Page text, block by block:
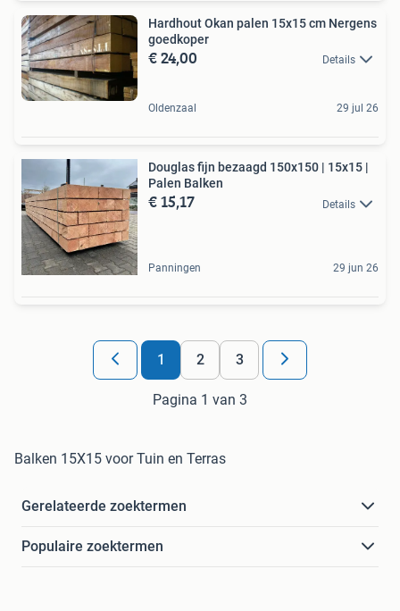
Hardhout Okan palen 15x15 cm Nergens
goedkoper
€ 24,00 Details
Oldenzaal 29 jul 26
Douglas fijn bezaagd 150x150 | 15x15 |
Palen Balken
€ 15,17 Details
Panningen 29 jun 26
1 2 3
Pagina 1 van 3
Balken 15X15 voor Tuin en Terras
Gerelateerde zoektermen
Populaire zoektermen